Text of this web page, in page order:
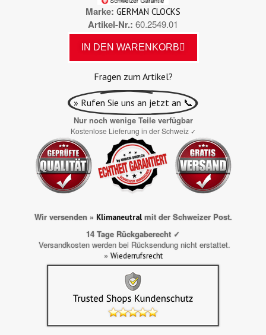
Marke GERMAN CLOCKS
Artikel-Nr. 60.2549.01
IN DEN WARENKORB
Fragen zum Artikel?
» Rufen Sie uns an jetzt an 📞
Nur noch wenige Teile verfügbar
Kostenlose Lieferung in der Schweiz ✓
Wir versenden » Klimaneutralmit der Schweizer Post.
14 Tage Rückgaberecht ✓
Versandkosten werden bei Rücksendung nicht erstattet.
» Wiederrufsrecht